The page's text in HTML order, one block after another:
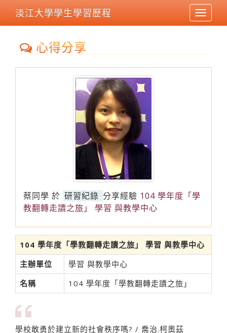
Toggle
淡江大學學生學習歷程
心得分享
蔡同學 於 研習紀錄 分享經驗 104 學年度「學
教翻轉走讀之旅」 學習 與教學中心
104 學年度「學教翻轉走讀之旅」 學習 與教學中心
主辦單位
學習 與教學中心
名稱
104 學年度「學教翻轉走讀之旅」
學校敢勇於建立新的社會秩序嗎? / 喬治.柯奧茲